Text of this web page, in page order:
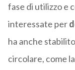
fase di utilizzo e
interessate per
ha anche
circolare, come